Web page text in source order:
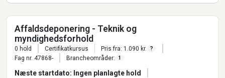
Affaldsdeponering - Teknik og
myndighedsforhold
0 hold Certifikatkursus Pris fra: 1.090 kr. ?
Fag nr. 47868- Brancheområder: 1
Næste startdato: Ingen planlagte hold